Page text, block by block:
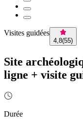
Visites guidées
4,8(55)
Site
ligne + visite
Durée